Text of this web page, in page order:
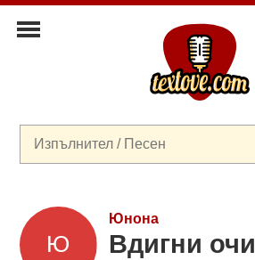
Юнона
Вдигни очи